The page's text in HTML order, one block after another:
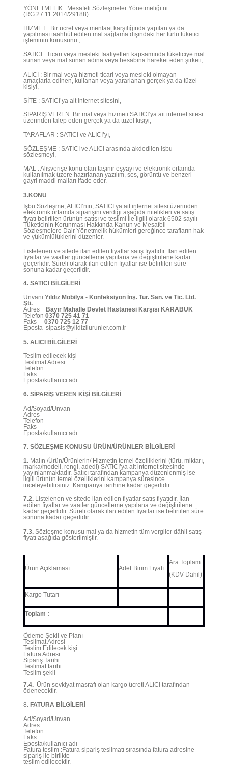
YÖNETMELİK : Mesafeli Sözleşmeler Yönetmeliği’ni
(RG:27.11.2014/29188)
HİZMET : Bir ücret veya menfaat karşılığında yapılan ya da
yapılması taahhüt edilen mal sağlama dışındaki her türlü tüketici
işleminin konusunu ,
SATICI : Ticari veya mesleki faaliyetleri kapsamında tüketiciye mal
sunan veya mal sunan adına veya hesabına hareket eden şirketi,
ALICI : Bir mal veya hizmeti ticari veya mesleki olmayan
amaçlarla edinen, kullanan veya yararlanan gerçek ya da tüzel
kişiyi,
SİTE : SATICI’ya ait internet sitesini,
SİPARİŞ VEREN: Bir mal veya hizmeti SATICI’ya ait internet sitesi
üzerinden talep eden gerçek ya da tüzel kişiyi,
TARAFLAR : SATICI ve ALICI’yı,
SÖZLEŞME : SATICI ve ALICI arasında akdedilen işbu
sözleşmeyi,
MAL : Alışverişe konu olan taşınır eşyayı ve elektronik ortamda
kullanılmak üzere hazırlanan yazılım, ses, görüntü ve benzeri
gayri maddi malları ifade eder.
3.KONU
İşbu Sözleşme, ALICI’nın, SATICI’ya ait internet sitesi üzerinden
elektronik ortamda siparişini verdiği aşağıda nitelikleri ve satış
fiyatı belirtilen ürünün satışı ve teslimi ile ilgili olarak 6502 sayılı
Tüketicinin Korunması Hakkında Kanun ve Mesafeli
Sözleşmelere Dair Yönetmelik hükümleri gereğince tarafların hak
ve yükümlülüklerini düzenler.
Listelenen ve sitede ilan edilen fiyatlar satış fiyatıdır. İlan edilen
fiyatlar ve vaatler güncelleme yapılana ve değiştirilene kadar
geçerlidir. Süreli olarak ilan edilen fiyatlar ise belirtilen süre
sonuna kadar geçerlidir.
4. SATICI BİLGİLERİ
Ünvanı Yıldız Mobilya - Konfeksiyon İnş. Tur. San. ve Tic. Ltd.
Şti.
Adres
Bayır Mahalle Devlet Hastanesi Karşısı KARABÜK
Telefon 0370 725 41 71
Faks
0370 725 12 77
Eposta sipasis@yildizliurunler.com.tr
5. ALICI BİLGİLERİ
Teslim edilecek kişi
Teslimat Adresi
Telefon
Faks
Eposta/kullanıcı adı
6. SİPARİŞ VEREN KİŞİ BİLGİLERİ
Ad/Soyad/Unvan
Adres
Telefon
Faks
Eposta/kullanıcı adı
7. SÖZLEŞME KONUSU ÜRÜN/ÜRÜNLER BİLGİLERİ
1. Malın /Ürün/Ürünlerin/ Hizmetin temel özelliklerini (türü, miktarı,
marka/modeli, rengi, adedi) SATICI’ya ait internet sitesinde
yayınlanmaktadır. Satıcı tarafından kampanya düzenlenmiş ise
ilgili ürünün temel özelliklerini kampanya süresince
inceleyebilirsiniz. Kampanya tarihine kadar geçerlidir.
7.2. Listelenen ve sitede ilan edilen fiyatlar satış fiyatıdır. İlan
edilen fiyatlar ve vaatler güncelleme yapılana ve değiştirilene
kadar geçerlidir. Süreli olarak ilan edilen fiyatlar ise belirtilen süre
sonuna kadar geçerlidir.
7.3. Sözleşme konusu mal ya da hizmetin tüm vergiler dâhil satış
fiyatı aşağıda gösterilmiştir.
Ürün Açıklaması Adet Birim Fiyatı
Ara Toplam
(KDV Dahil)
Kargo Tutarı
Toplam :
Ödeme Şekli ve Planı
Teslimat Adresi
Teslim Edilecek kişi
Fatura Adresi
Sipariş Tarihi
Teslimat tarihi
Teslim şekli
7.4. Ürün sevkiyat masrafı olan kargo ücreti ALICI tarafından
ödenecektir.
8. FATURA BİLGİLERİ
Ad/Soyad/Unvan
Adres
Telefon
Faks
Eposta/kullanıcı adı
Fatura teslim :Fatura sipariş teslimatı sırasında fatura adresine
sipariş ile birlikte
teslim edilecektir.